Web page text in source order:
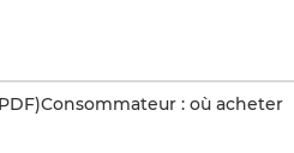
Consommateur : où acheter